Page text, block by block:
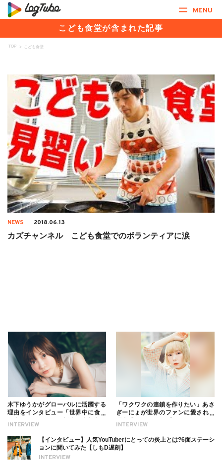
MENU
こども食堂が含まれた記事
TOP > こども食堂
NEWS 2018.06.13
カズチャンネル こども食堂でのボランティアに涙
INTERVIEW
木下ゆうかがグローバルに活躍する
理由をインタビュー「世界中に食べ
ついても
INTERVIEW
「ワクワクの連鎖を作りたい」あさ
ぎーにょが世界のファンに愛される
INTERVIEW
【インタビュー】人気YouTuberにとっての炎上とは?6面ステーシ
ョンに聞いてみた【しもD遅刻】